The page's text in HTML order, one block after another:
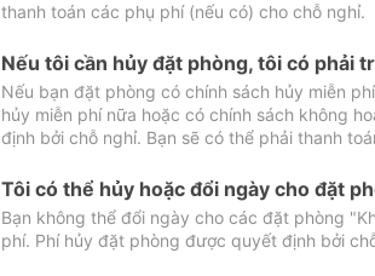
thanh toán các phụ phí (nếu có) cho chỗ nghỉ.
Nếu tôi cần hủy đặt phòng, tôi có phải
Nếu bạn đặt phòng có chính sách hủy miễn
hủy miễn phí nữa hoặc có chính sách không
định bởi chỗ nghỉ. Bạn sẽ có thể phải thanh
Tôi có thể hủy hoặc đổi ngày cho đặt
Bạn không thể đổi ngày cho các đặt phòng
phí. Phí hủy đặt phòng được quyết định bởi